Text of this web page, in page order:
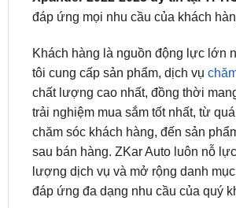
Khách hàng là nguồn động lực lớn
chất lượng cao nhất, đồng thời
trải nghiệm mua sắm tốt nhất, từ quá
chăm sóc khách hàng, đến sản
sau bán hàng. ZKar Auto luôn nỗ lực
lượng dịch vụ và mở rộng danh mục
đáp ứng đa dạng nhu cầu của quý
Nếu bạn đang tìm kiếmđịa chỉ độ